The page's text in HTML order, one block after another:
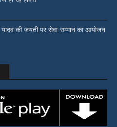
यादव की जयंती पर सेवा-सम्मान का आयोजन